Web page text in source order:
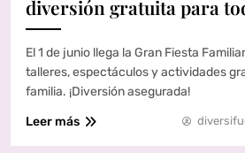
diversión gratuita para
El 1 de junio llega la Gran Fiesta
talleres, espectáculos y actividades
familia. ¡Diversión asegurada!
Leer más